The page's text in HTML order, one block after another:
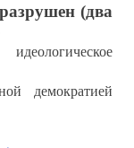
(два
демократией